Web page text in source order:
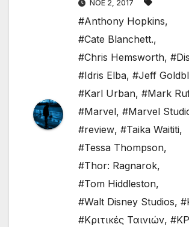
ΝΟΈ 2, 2017
#Anthony Hopkins,
#Cate Blanchett.,
#Chris Hemsworth,
#Idris Elba, #Jeff
#Karl Urban, #Mark
#Marvel, #Marvel
#review, #Taika Waititi,
#Tessa Thompson,
#Thor: Ragnarok,
#Tom Hiddleston,
#Walt Disney Studios,
#Κριτικές Ταινιών,